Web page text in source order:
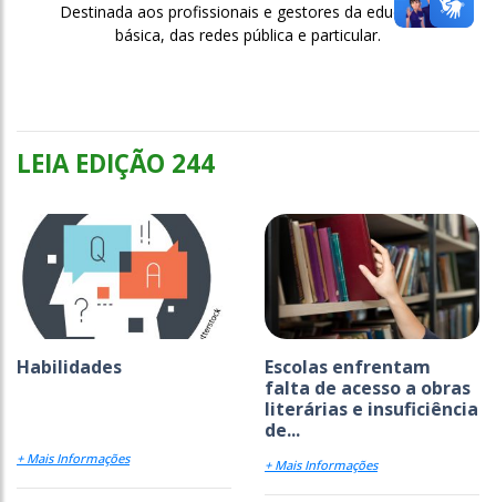
Destinada aos profissionais e gestores da educação
básica, das redes pública e particular.
LEIA EDIÇÃO 244
Habilidades
+ Mais Informações
Escolas enfrentam
falta de acesso a obras
literárias e insuficiência
de...
+ Mais Informações